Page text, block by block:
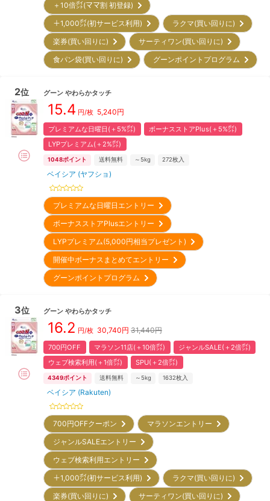
＋10倍㌽(ママ割 初登録)
＋1,000㌽(初サービス利用)
ラクマ(買い回りに)
楽券(買い回りに)
サーティワン(買い回りに)
食パン袋(買い回りに)
グーンポイントプログラム
2位 グーン やわらかタッチ
15.4 円/枚 5,240円
プレミアムな日曜日(＋5%㌽)
ボーナスストアPlus(＋5%㌽)
LYPプレミアム(＋2%㌽)
1048ポイント 送料無料 ～5kg 272枚入
ベイシア (ヤフショ)
プレミアムな日曜日エントリー
ボーナスストアPlusエントリー
LYPプレミアム(5,000円相当プレゼント)
開催中ボーナスまとめてエントリー
グーンポイントプログラム
3位 グーン やわらかタッチ
16.2 円/枚 30,740円 31,440円
700円OFF マラソン11店(＋10倍㌽)
ジャンルSALE(＋2倍㌽)
ウェブ検索利用(＋1倍㌽)
SPU(＋2倍㌽)
4349ポイント 送料無料 ～5kg 1632枚入
ベイシア (Rakuten)
700円OFFクーポン
マラソンエントリー
ジャンルSALEエントリー
ウェブ検索利用エントリー
＋1,000㌽(初サービス利用)
ラクマ(買い回りに)
楽券(買い回りに)
サーティワン(買い回りに)